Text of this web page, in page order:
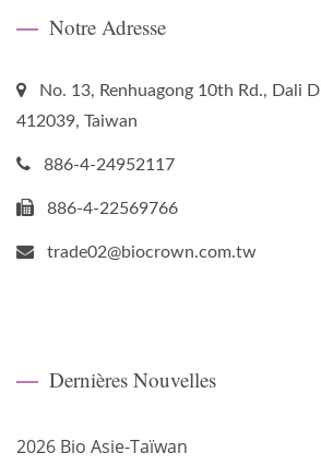
Notre Adresse
No. 13, Renhuagong 10th Rd., Dali
412039, Taiwan
886-4-24952117
886-4-22569766
trade02@biocrown.com.tw
Dernières Nouvelles
2026 Bio Asie-Taïwan